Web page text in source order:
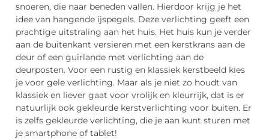
snoeren, die naar beneden vallen. Hierdoor krijg je het
idee van hangende ijspegels. Deze verlichting geeft een
prachtige uitstraling aan het huis. Het huis kun je verder
aan de buitenkant versieren met een kerstkrans aan de
deur of een guirlande met verlichting aan de
deurposten. Voor een rustig en klassiek kerstbeeld kies
je voor gele verlichting. Maar als je niet zo houdt van
klassiek en liever gaat voor vrolijk en kleurrijk, dat is er
natuurlijk ook gekleurde kerstverlichting voor buiten. Er
is zelfs gekleurde verlichting, die je aan kunt sturen met
je smartphone of tablet!